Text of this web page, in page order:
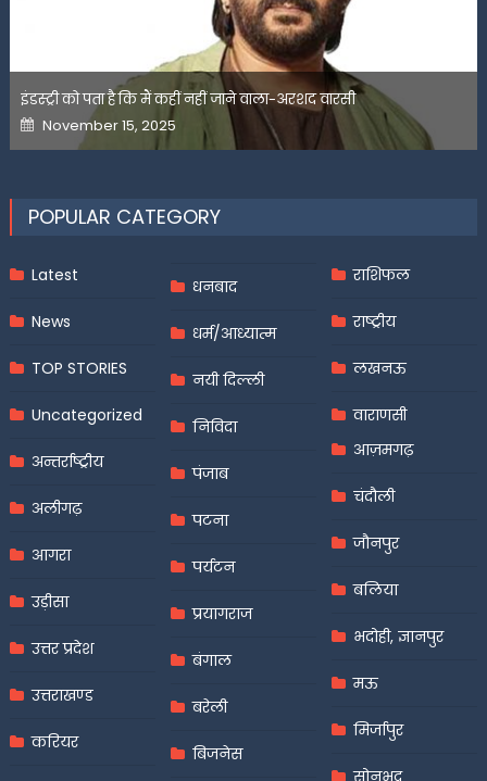
इंडस्ट्री को पता है कि मैं कहीं नहीं जाने वाला-अरशद वारसी
Posted
on
November 15, 2025
POPULAR CATEGORY
Latest
News
TOP STORIES
Uncategorized
अन्तर्राष्ट्रीय
अलीगढ़
आगरा
उड़ीसा
उत्तर प्रदेश
उत्तराखण्ड
करियर
धनबाद
धर्म/आध्यात्म
नयी दिल्ली
निविदा
पंजाब
पटना
पर्यटन
प्रयागराज
बंगाल
बरेली
बिजनेस
राशिफल
राष्ट्रीय
लखनऊ
वाराणसी
आज़मगढ़
चंदौली
जौनपुर
बलिया
भदोही, ज्ञानपुर
मऊ
मिर्जापुर
सोनभद्र